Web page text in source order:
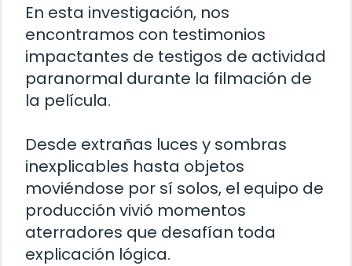
En esta investigación, nos
encontramos con testimonios
impactantes de testigos de actividad
paranormal durante la filmación de
la película.
Desde extrañas luces y sombras
inexplicables hasta objetos
moviéndose por sí solos, el equipo de
producción vivió momentos
aterradores que desafían toda
explicación lógica.